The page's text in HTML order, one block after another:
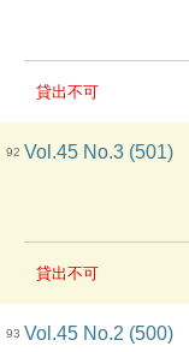
貸出不可
92 Vol.45 No.3 (501)
貸出不可
93 Vol.45 No.2 (500)